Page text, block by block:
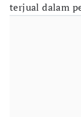
terjual dalam